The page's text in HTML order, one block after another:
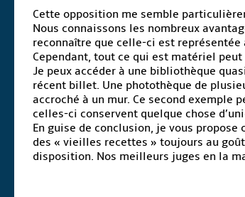
Cette opposition me semble
Nous connaissons les nombreux
reconnaître que celle-ci est
Cependant, tout ce qui est matériel
Je peux accéder à une bibliothèque
récent billet. Une photothèque de
accroché à un mur. Ce second exemple
celles-ci conservent quelque chose
En guise de conclusion, je vous
des « vieilles recettes » toujours au
disposition. Nos meilleurs juges en la